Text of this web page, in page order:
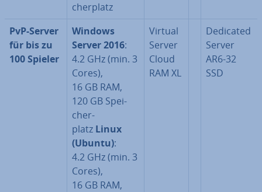
cher­platz
PvP-Server
für bis zu
100 Spieler
Windows
Server 2016:
4.2 GHz (min. 3
Cores),
16 GB RAM,
120 GB Spei­
cher­
platz Linux
(Ubuntu):
4.2 GHz (min. 3
Cores),
16 GB RAM,
Virtual
Server
Cloud
RAM XL
Dedicated
Server
AR6-32
SSD